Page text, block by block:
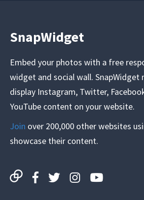
SnapWidget
Embed your photos with a free
widget and social wall. SnapWidget
display Instagram, Twitter,
YouTube content on your website.
Join over 200,000 other websites
showcase their content.